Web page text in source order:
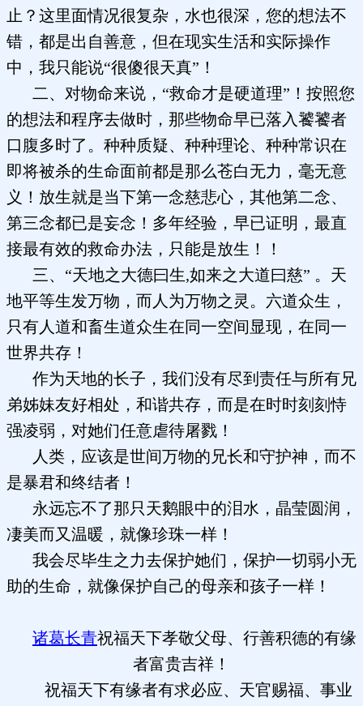
止？这里面情况很复杂，水也很深，您的想法不
错，都是出自善意，但在现实生活和实际操作
中，我只能说“很傻很天真”！
二、对物命来说，“救命才是硬道理”！按照您
的想法和程序去做时，那些物命早已落入饕饕者
口腹多时了。种种质疑、种种理论、种种常识在
即将被杀的生命面前都是那么苍白无力，毫无意
义！放生就是当下第一念慈悲心，其他第二念、
第三念都已是妄念！多年经验，早已证明，最直
接最有效的救命办法，只能是放生！！
三、“天地之大德曰生,如来之大道曰慈” 。天
地平等生发万物，而人为万物之灵。六道众生，
只有人道和畜生道众生在同一空间显现，在同一
世界共存！
作为天地的长子，我们没有尽到责任与所有兄
弟姊妹友好相处，和谐共存，而是在时时刻刻恃
强凌弱，对她们任意虐待屠戮！
人类，应该是世间万物的兄长和守护神，而不
是暴君和终结者！
永远忘不了那只天鹅眼中的泪水，晶莹圆润，
凄美而又温暖，就像珍珠一样！
我会尽毕生之力去保护她们，保护一切弱小无
助的生命，就像保护自己的母亲和孩子一样！
诸葛长青祝福天下孝敬父母、行善积德的有缘
者富贵吉祥！
祝福天下有缘者有求必应、天官赐福、事业